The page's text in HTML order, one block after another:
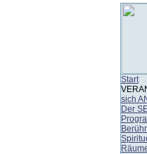
Start
sich
Der